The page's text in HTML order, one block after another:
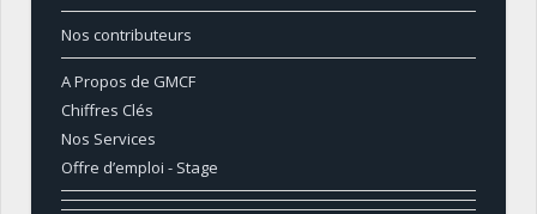
Nos contributeurs
A Propos de GMCF
Chiffres Clés
Nos Services
Offre d’emploi - Stage